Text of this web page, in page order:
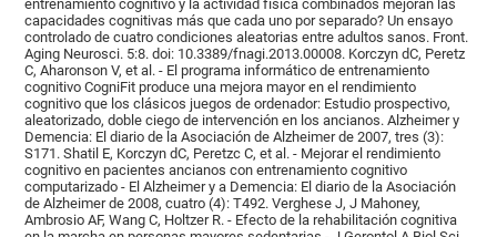
entrenamiento cognitivo y la actividad física combinados mejoran las
capacidades cognitivas más que cada uno por separado? Un ensayo
controlado de cuatro condiciones aleatorias entre adultos sanos. Front.
Aging Neurosci. 5:8. doi: 10.3389/fnagi.2013.00008. Korczyn dC, Peretz
C, Aharonson V, et al. - El programa informático de entrenamiento
cognitivo CogniFit produce una mejora mayor en el rendimiento
cognitivo que los clásicos juegos de ordenador: Estudio prospectivo,
aleatorizado, doble ciego de intervención en los ancianos. Alzheimer y
Demencia: El diario de la Asociación de Alzheimer de 2007, tres (3):
S171. Shatil E, Korczyn dC, Peretzc C, et al. - Mejorar el rendimiento
cognitivo en pacientes ancianos con entrenamiento cognitivo
computarizado - El Alzheimer y a Demencia: El diario de la Asociación
de Alzheimer de 2008, cuatro (4): T492. Verghese J, J Mahoney,
Ambrosio AF, Wang C, Holtzer R. - Efecto de la rehabilitación cognitiva